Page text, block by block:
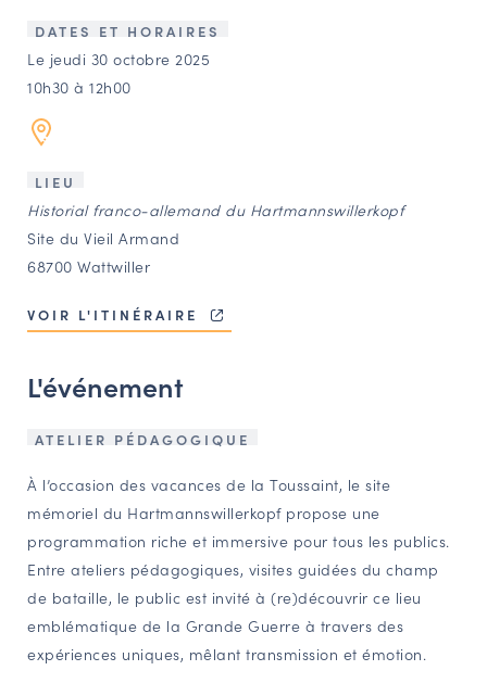
CONTACT
Agenda
Annuaire
Ressources
BOURSE D’ÉCHANGE
CARTES DES NAUDIN
Espace acteurs
NAVIGATION FILTRÉE « ACTEURS »
PORTAIL CULTURE
Comité d'Histoire Régionale
Service Inventaire et Patrimoines de la Région Grand Est
DATES ET HORAIRES
Le jeudi 30 octobre 2025
10h30 à 12h00
LIEU
Historial franco-allemand du Hartmannswillerkopf
Site du Vieil Armand
68700 Wattwiller
VOIR L'ITINÉRAIRE
L'événement
ATELIER PÉDAGOGIQUE
À l’occasion des vacances de la Toussaint, le site
mémoriel du Hartmannswillerkopf propose une
programmation riche et immersive pour tous les publics.
Entre ateliers pédagogiques, visites guidées du champ
de bataille, le public est invité à (re)découvrir ce lieu
emblématique de la Grande Guerre à travers des
expériences uniques, mêlant transmission et émotion.